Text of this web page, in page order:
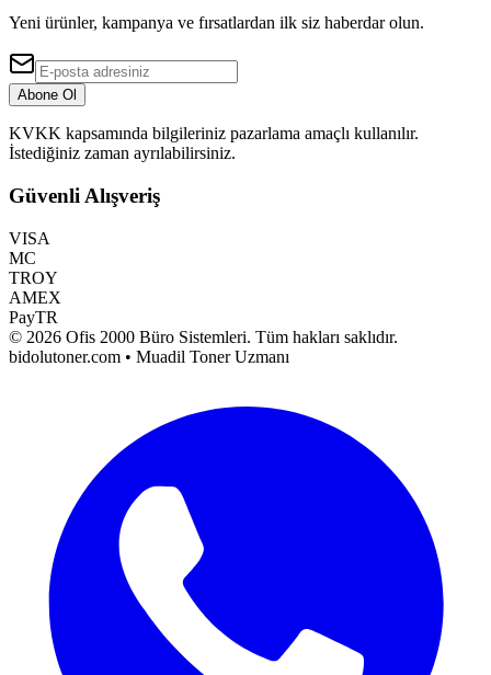
Yeni ürünler, kampanya ve fırsatlardan ilk siz haberdar olun.
Abone Ol
KVKK kapsamında bilgileriniz pazarlama amaçlı kullanılır.
İstediğiniz zaman ayrılabilirsiniz.
Güvenli Alışveriş
VISA
MC
TROY
AMEX
PayTR
© 2026 Ofis 2000 Büro Sistemleri. Tüm hakları saklıdır.
bidolutoner.com • Muadil Toner Uzmanı